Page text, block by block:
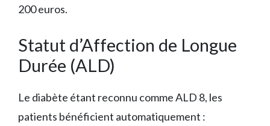
200 euros.
Statut d’Affection de Longue
Durée (ALD)
Le diabète étant reconnu comme ALD 8, les
patients bénéficient automatiquement :